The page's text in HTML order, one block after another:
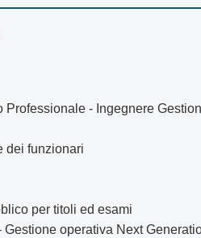
Professionale - Ingegnere
dei funzionari
per titoli ed esami
Gestione operativa Next